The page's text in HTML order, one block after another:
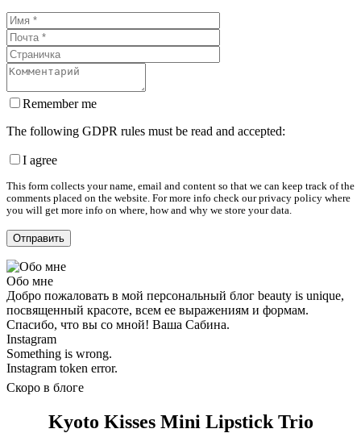
Remember me
The following GDPR rules must be read and accepted:
I agree
This form collects your name, email and content so that we can keep track of the
comments placed on the website. For more info check our privacy policy where
you will get more info on where, how and why we store your data.
Обо мне
Добро пожаловать в мой персональный блог beauty is unique,
посвященный красоте, всем ее выражениям и формам.
Спасибо, что вы со мной! Ваша Сабина.
Instagram
Something is wrong.
Instagram token error.
Скоро в блоге
Kyoto Kisses Mini Lipstick Trio